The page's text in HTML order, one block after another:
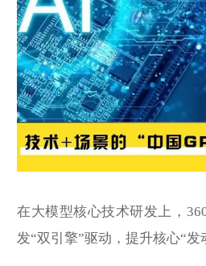
在大模型核心技术研发上，
发“双引擎”驱动，提升核心“发